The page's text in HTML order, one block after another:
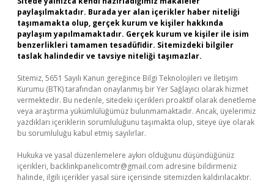
paylaşılmaktadır. Burada yer alan içerikler haber niteliği
taşımamakta olup, gerçek kurum ve kişiler hakkında
paylaşım yapılmamaktadır. Gerçek kurum ve kişiler ile isim
benzerlikleri tamamen tesadüfidir. Sitemizdeki bilgiler
taslak halindedir ve tavsiye niteliği taşımazlar.
Sitemiz, 5651 Sayılı Kanun gereğince Bilgi Teknolojileri ve İletişim
Kurumu (BTK) tarafından onaylanmış bir Yer Sağlayıcı olarak hizmet
vermektedir. Bu nedenle, sitedeki içerikleri proaktif olarak denetleme
veya araştırma yükümlülüğümüz bulunmamaktadır. Ancak, üyelerimiz
yazdıkları içeriklerin sorumluluğunu taşımakta olup, siteye üye olarak
bu sorumluluğu kabul etmiş sayılırlar.
Hukuka ve yasal düzenlemelere aykırı olduğunu düşündüğünüz
içerikleri, backlinkpanelicomtr@gmail.com adresine bildirmeniz
halinde, ilgili içerikler yasal süre içerisinde sitemizden kaldırılacaktır.